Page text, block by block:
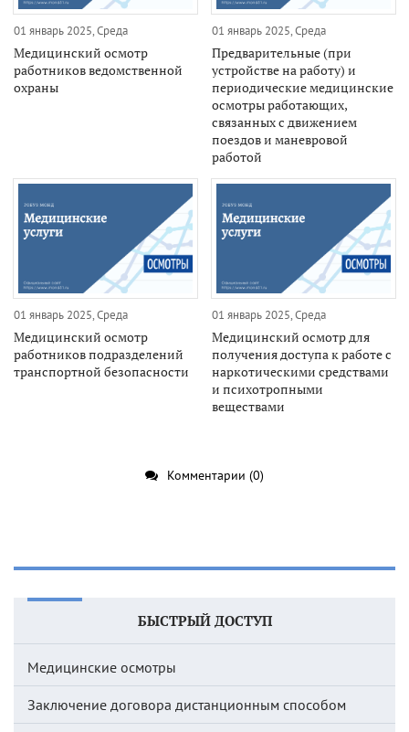
01 январь 2025, Среда
Медицинский осмотр
работников ведомственной
охраны
01 январь 2025, Среда
Предварительные (при
устройстве на работу) и
периодические медицинские
осмотры работающих,
связанных с движением
поездов и маневровой
работой
01 январь 2025, Среда
Медицинский осмотр
работников подразделений
транспортной безопасности
01 январь 2025, Среда
Медицинский осмотр для
получения доступа к работе с
наркотическими средствами
и психотропными
веществами
Комментарии (0)
БЫСТРЫЙ ДОСТУП
Медицинские осмотры
Заключение договора дистанционным способом